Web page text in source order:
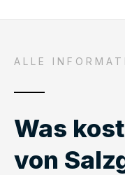
ALLE
Was
von